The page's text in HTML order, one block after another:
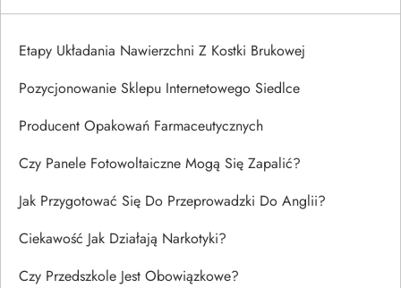
Etapy Układania Nawierzchni Z Kostki Brukowej
Pozycjonowanie Sklepu Internetowego Siedlce
Producent Opakowań Farmaceutycznych
Czy Panele Fotowoltaiczne Mogą Się Zapalić?
Jak Przygotować Się Do Przeprowadzki Do Anglii?
Ciekawość Jak Działają Narkotyki?
Czy Przedszkole Jest Obowiązkowe?